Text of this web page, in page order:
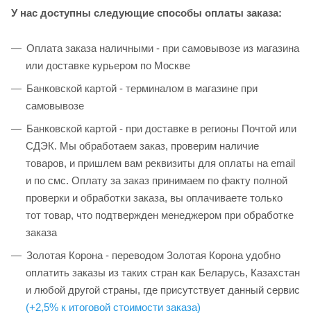
У нас доступны следующие способы оплаты заказа:
Оплата заказа наличными - при самовывозе из магазина
или доставке курьером по Москве
Банковской картой - терминалом в магазине при
самовывозе
Банковской картой - при доставке в регионы Почтой или
СДЭК. Мы обработаем заказ, проверим наличие
товаров, и пришлем вам реквизиты для оплаты на email
и по смс. Оплату за заказ принимаем по факту полной
проверки и обработки заказа, вы оплачиваете только
тот товар, что подтвержден менеджером при обработке
заказа
Золотая Корона - переводом Золотая Корона удобно
оплатить заказы из таких стран как Беларусь, Казахстан
и любой другой страны, где присутствует данный сервис
(+2,5% к итоговой стоимости заказа)